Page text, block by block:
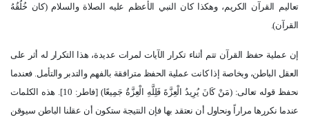
تعاليم القرآن الكريم، وهكذا كان النبي الأعظم عليه الصلاة والسلام (كان خُلُقُهُ
القرآن).
إن عملية حفظ القرآن تتم أثناء تكرار الآيات لمرات عديدة، هذا التكرار له أثر على
العقل الباطن، وبخاصة إذا كانت عملية الحفظ مترافقة بالفهم والتدبر والتأمل. فعندما
نحفظ قوله تعالى: (مَنْ كَانَ يُرِيدُ الْعِزَّةَ فَلِلَّهِ الْعِزَّةُ جَمِيعًا) [فاطر: 10]. هذه الكلمات
عندما نكررها مراراً ونحاول أن نعتقد بها فإن النتيجة ستكون أن عقلنا الباطن سيوقن